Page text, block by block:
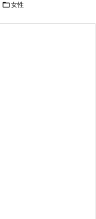
女性